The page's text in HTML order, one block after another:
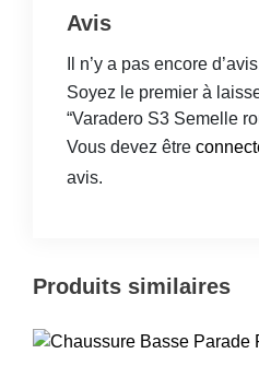
Avis
Il n’y a pas encore
Soyez le premier à
“Varadero S3 Semelle
Vous devez être
avis.
Produits similaires